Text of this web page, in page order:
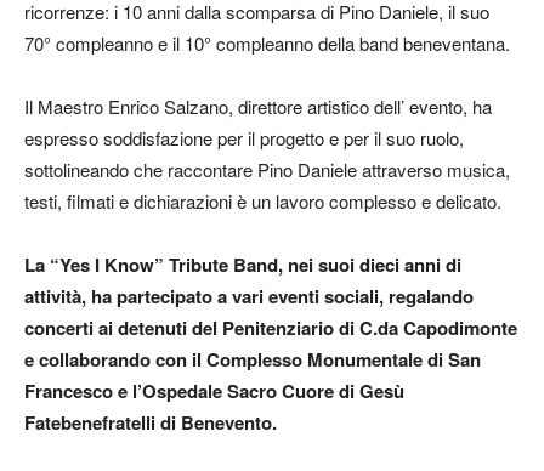
ricorrenze: i 10 anni dalla scomparsa di Pino Daniele, il suo
70° compleanno e il 10° compleanno della band beneventana.
Il Maestro Enrico Salzano, direttore artistico dell’ evento, ha
espresso soddisfazione per il progetto e per il suo ruolo,
sottolineando che raccontare Pino Daniele attraverso musica,
testi, filmati e dichiarazioni è un lavoro complesso e delicato.
La “Yes I Know” Tribute Band, nei suoi dieci anni di
attività, ha partecipato a vari eventi sociali, regalando
concerti ai detenuti del Penitenziario di C.da Capodimonte
e collaborando con il Complesso Monumentale di San
Francesco e l’Ospedale Sacro Cuore di Gesù
Fatebenefratelli di Benevento.